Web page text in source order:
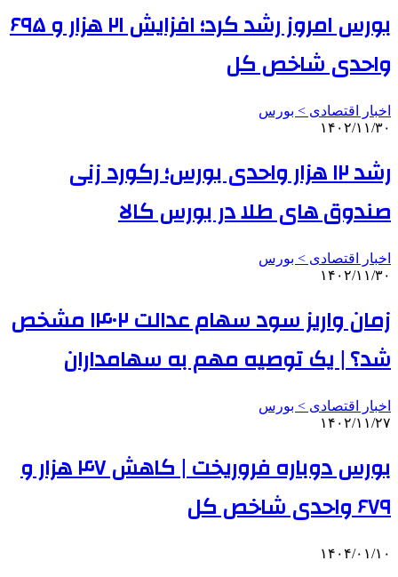
بورس امروز رشد کرد؛ افزایش ۲۱ هزار و ۶۹۵
واحدی شاخص کل
اخبار اقتصادی > بورس
۱۴۰۲/۱۱/۳۰
رشد ۱۲ هزار واحدی بورس؛ رکورد زنی
صندوق های طلا در بورس کالا
اخبار اقتصادی > بورس
۱۴۰۲/۱۱/۳۰
زمان واریز سود سهام عدالت ۱۴۰۲ مشخص
شد؟ | یک توصیه مهم به سهامداران
اخبار اقتصادی > بورس
۱۴۰۲/۱۱/۲۷
بورس دوباره فروریخت | کاهش ۴۷ هزار و
۶۷۹ واحدی شاخص کل
۱۴۰۴/۰۱/۱۰